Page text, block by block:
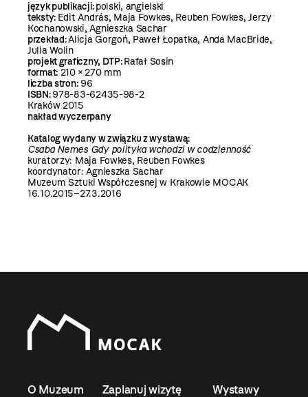
język publikacji:polski, angielski
teksty: Edit András, Maja Fowkes, Reuben Fowkes, Jerzy
Kochanowski, Agnieszka Sachar
przekład:Alicja Gorgoń, Paweł Łopatka, Anda MacBride,
Julia Wolin
projekt graficzny, DTP:Rafał Sosin
format: 210 × 270 mm
liczba stron:96
ISBN:978-83-62435-98-2
Kraków 2015
nakład wyczerpany
Katalog wydany w związku z wystawą:
Csaba Nemes Gdy polityka wchodzi w codzienność
kuratorzy: Maja Fowkes, Reuben Fowkes
koordynator: Agnieszka Sachar
Muzeum Sztuki Współczesnej w Krakowie MOCAK
16.10.2015–27.3.2016
O Muzeum Zaplanuj wizytę Wystawy